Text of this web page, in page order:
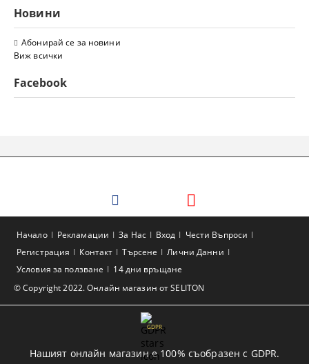
Новини
Абонирай се за новини
Виж всички
Facebook
© Copyright 2022. Онлайн магазин от SELITON
Начало Рекламации За Нас Вход
Чести Въпроси
Регистрация
Контакт Търсене
Лични Данни
Условия за ползване
14 дни връщане
GDPR
Нашият онлайн магазин е 100% съобразен с GDPR.